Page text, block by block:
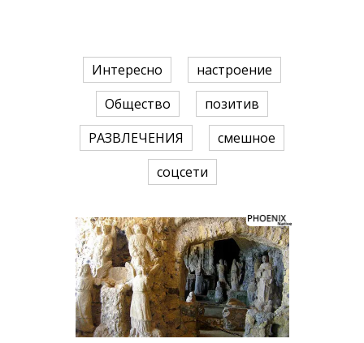
Интересно
настроение
Общество
позитив
РАЗВЛЕЧЕНИЯ
смешное
соцсети